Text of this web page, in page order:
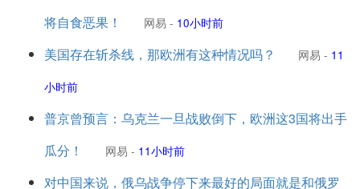
将自食恶果！ 网易 - 10小时前
美国存在斩杀线，那欧洲有这种情况吗？ 网易 - 11
小时前
普京曾预言：乌克兰一旦战败倒下，欧洲这3国将出手
瓜分！
网易 - 11小时前
对中国来说，俄乌战争停下来最好的局面就是和俄罗